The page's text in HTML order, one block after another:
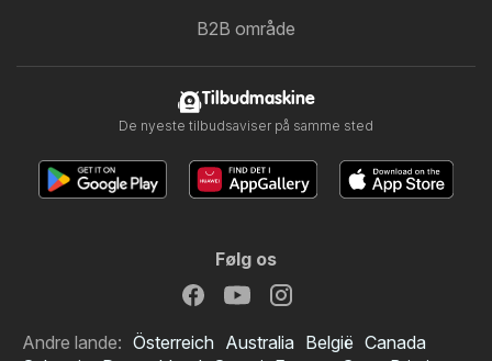
B2B område
Tilbudmaskine
De nyeste tilbudsaviser på samme sted
Følg os
Andre lande: Österreich Australia België Canada